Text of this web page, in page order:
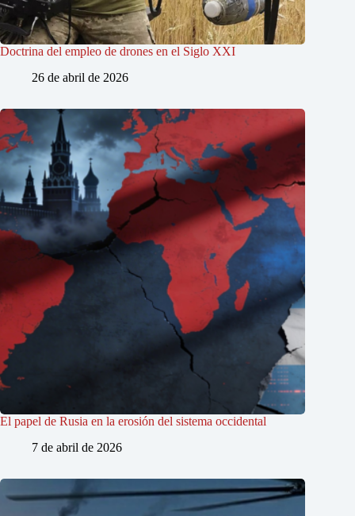
Doctrina del empleo de drones en el Siglo XXI
26 de abril de 2026
El papel de Rusia en la erosión del sistema occidental
7 de abril de 2026